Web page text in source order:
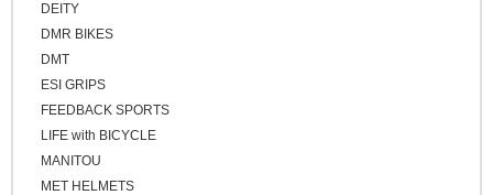
DEITY
DMR BIKES
DMT
ESI GRIPS
FEEDBACK SPORTS
LIFE with BICYCLE
MANITOU
MET HELMETS